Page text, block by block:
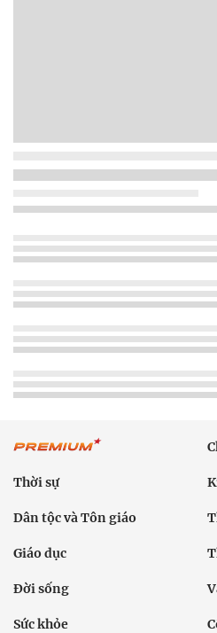
Thời sự
Dân tộc và Tôn giáo
Giáo dục
Đời sống
Sức khỏe